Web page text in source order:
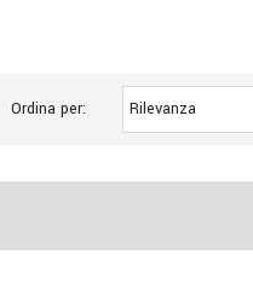
Ordina per: Rilevanza